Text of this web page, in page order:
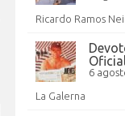
Ricardo Ramos
6
La Galerna